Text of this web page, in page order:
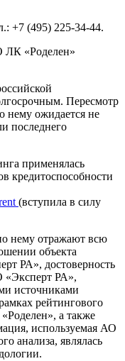
+7 (495) 225-34-44.
ЛК «Роделен»
Пересмотр
нему ожидается не
последнего
применялась
кредитоспособности
(вступила в силу
нему отражают всю
объекта
РА», достоверность
«Эксперт РА»,
источниками
рейтингового
а также
используемая АО
анализа, являлась